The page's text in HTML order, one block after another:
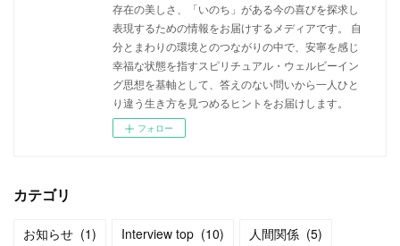
存在の美しさ、「いのち」がある今の喜びを探求し
表現するための情報をお届けするメディアです。 自
分とまわりの環境とのつながりの中で、安寧を感じ
幸福な状態を指すスピリチュアル・ウェルビーイン
グ思想を基軸として、答えのない問いから一人ひと
り違う生き方を見つめるヒントをお届けします。
フォロー
カテゴリ
お知らせ (1) Interview top (10) 人間関係 (5)